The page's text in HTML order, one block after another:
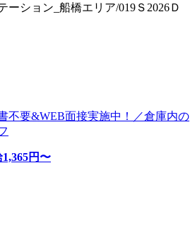
ーション_船橋エリア/019Ｓ2026Ｄ
不要&WEB面接実施中！／倉庫内の
1,365円〜